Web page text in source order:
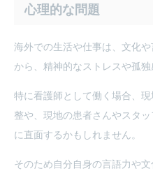
心理的な問題
海外での生活や仕事は、文化
から、精神的なストレスや孤
特に看護師として働く場合、
整や、現地の患者さんやスタ
に直面するかもしれません。
そのため自分自身の言語力や